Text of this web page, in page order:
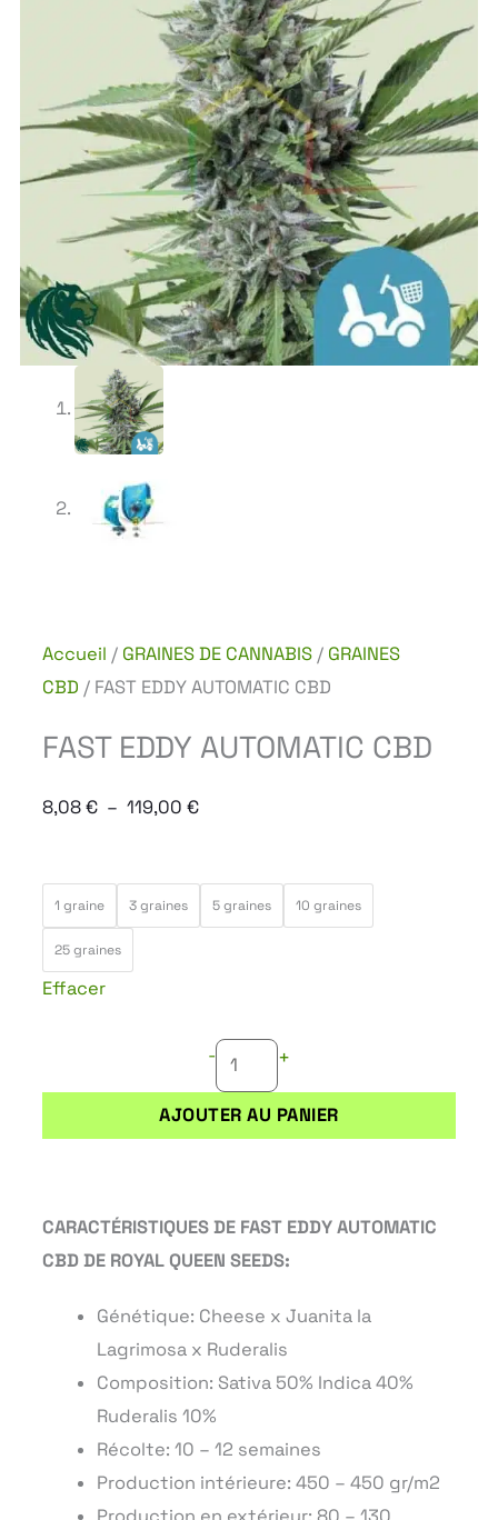
Accueil / GRAINES DE CANNABIS / GRAINES
CBD / FAST EDDY AUTOMATIC CBD
FAST EDDY AUTOMATIC CBD
8,08€ – 119,00 €Plage
8,08 €
1 graine 3 graines 5 graines 10 graines
25 graines
Effacer
-
de
CBD+
AJOUTER AU PANIER
CARACTÉRISTIQUES DE FAST EDDY AUTOMATIC
CBD DE ROYAL QUEEN SEEDS:
Génétique: Cheese x Juanita la
Lagrimosa x Ruderalis
Composition: Sativa 50% Indica 40%
Ruderalis 10%
Récolte: 10 – 12 semaines
Production intérieure: 450 – 450 gr/m2